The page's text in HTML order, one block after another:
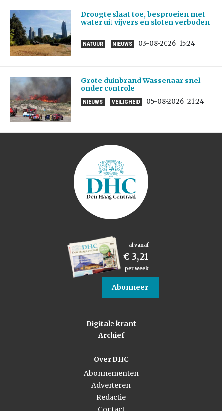
Droogte slaat toe, besproeien met
water uit vijvers en sloten verboden
NATUUR NIEUWS 03-08-2026 15:24
Grote duinbrand Wassenaar snel
onder controle
NIEUWS VEILIGHEID 05-08-2026 21:24
al vanaf
€ 3,21
per week
Abonneer
Digitale krant
Archief
Over DHC
Abonnementen
Adverteren
Redactie
Contact